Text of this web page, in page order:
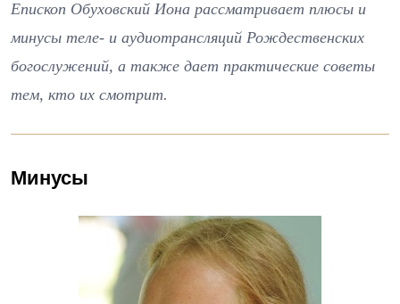
Епископ Обуховский Иона рассматривает плюсы и
минусы теле- и аудиотрансляций Рождественских
богослужений, а также дает практические советы
тем, кто их смотрит.
Минусы